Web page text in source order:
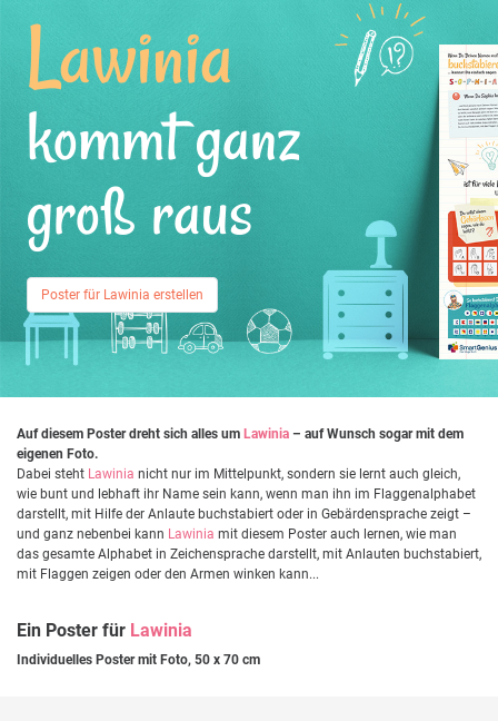
Lawinia
kommt ganz
groß raus
Poster für Lawinia erstellen
Auf diesem Poster dreht sich alles um Lawinia – auf Wunsch sogar mit dem
eigenen Foto.
Dabei steht Lawinia nicht nur im Mittelpunkt, sondern sie lernt auch gleich,
wie bunt und lebhaft ihr Name sein kann, wenn man ihn im Flaggenalphabet
darstellt, mit Hilfe der Anlaute buchstabiert oder in Gebärdensprache zeigt –
und ganz nebenbei kann Lawinia mit diesem Poster auch lernen, wie man
das gesamte Alphabet in Zeichensprache darstellt, mit Anlauten buchstabiert,
mit Flaggen zeigen oder den Armen winken kann...
Ein Poster für Lawinia
Individuelles Poster mit Foto, 50 x 70 cm